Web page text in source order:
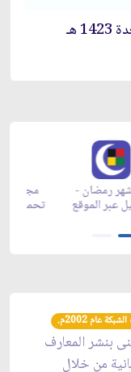
زاد شهر رمضان -
تحميل عبر الموقع
عام 2002م.
بنشر المعارف
من خلال